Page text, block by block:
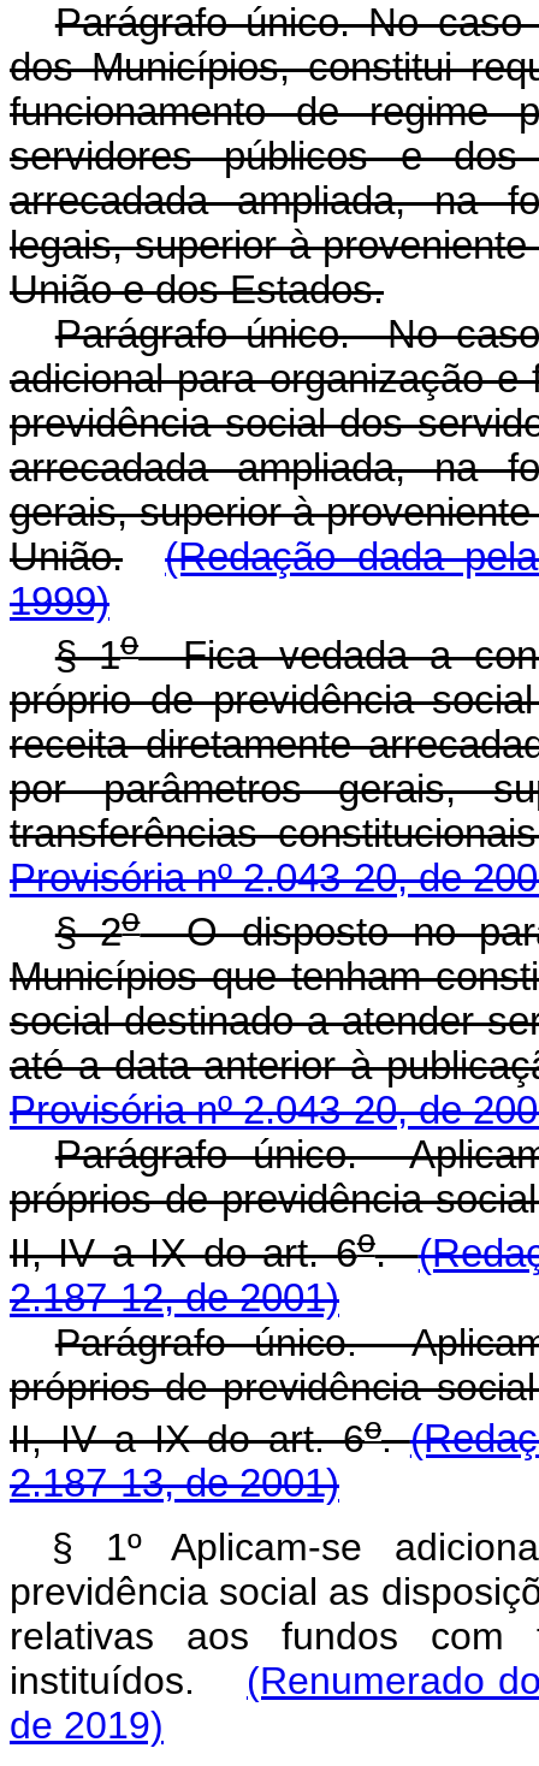
Parágrafo único. No
dos Municípios, constitui
funcionamento de regime
servidores públicos e dos
arrecadada ampliada, na
legais, superior à
União e dos Estados.
Parágrafo único. No
adicional para organização e
previdência social dos
arrecadada ampliada, na
gerais, superior à
União.
(Redação dada
1999)
§ 1oFica vedada a
próprio de previdência
receita diretamente
por parâmetros gerais,
transferências
Provisória nº 2.043-20, de
§ 2oO disposto no
Municípios que tenham
social destinado a atender
até a data anterior à
Provisória nº 2.043-20, de
Parágrafo único.
próprios de previdência
II, IV a IX do art. 6o.
2.187-12, de 2001)
Parágrafo único.
próprios de previdência
II, IV a IX do art. 6o.
2.187-13, de 2001)
§ 1º Aplicam-se
previdência social as
relativas aos fundos com
instituídos. (Renumerado
de 2019)